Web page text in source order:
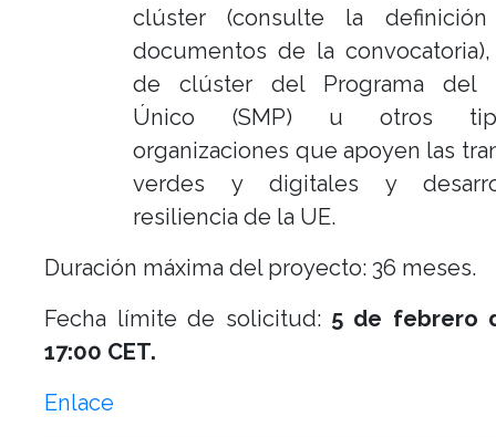
clúster (consulte la
documentos de la
de clúster del Programa del
Único (SMP) u otros
organizaciones que apoyen las
verdes y digitales y
resiliencia de la UE.
Duración máxima del proyecto: 36 meses.
Fecha límite de solicitud: 5 de febrero
17:00 CET.
Enlace